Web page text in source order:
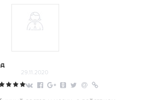
29.11.2020